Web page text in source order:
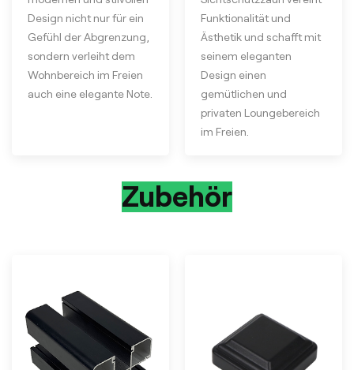
Design nicht nur für ein
Gefühl der Abgrenzung,
sondern verleiht dem
Wohnbereich im Freien
auch eine elegante Note.
Funktionalität und
Ästhetik und schafft mit
seinem eleganten
Design einen
gemütlichen und
privaten Loungebereich
im Freien.
Zubehör